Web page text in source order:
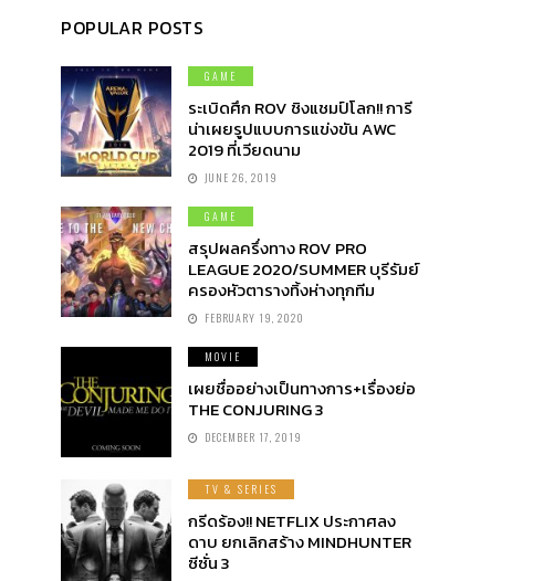
POPULAR POSTS
GAME
ระเบิดศึก ROV ชิงแชมป์โลก!! การี
น่าเผยรูปแบบการแข่งขัน AWC
2019 ที่เวียดนาม
JUNE 26, 2019
GAME
สรุปผลครึ่งทาง ROV PRO
LEAGUE 2020/SUMMER บุรีรัมย์
ครองหัวตารางทิ้งห่างทุกทีม
FEBRUARY 19, 2020
MOVIE
เผยชื่ออย่างเป็นทางการ+เรื่องย่อ
THE CONJURING 3
DECEMBER 17, 2019
TV & SERIES
กรีดร้อง!! NETFLIX ประกาศลง
ดาบ ยกเลิกสร้าง MINDHUNTER
ซีซั่น 3